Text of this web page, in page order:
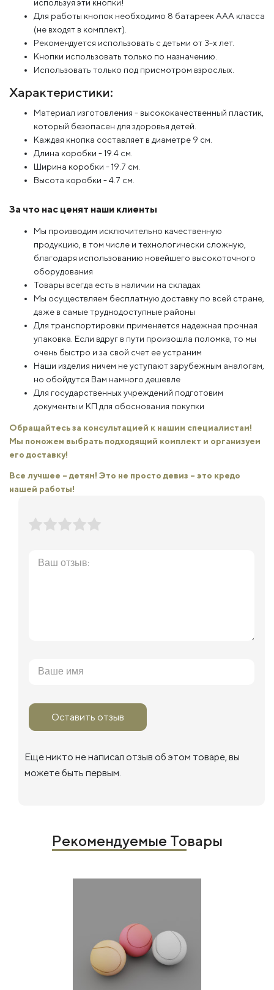
используя эти кнопки!
Для работы кнопок необходимо 8 батареек ААА класса
(не входят в комплект).
Рекомендуется использовать с детьми от 3-х лет.
Кнопки использовать только по назначению.
Использовать только под присмотром взрослых.
Характеристики:
Материал изготовления - высококачественный пластик,
который безопасен для здоровья детей.
Каждая кнопка составляет в диаметре 9 см.
Длина коробки - 19.4 см.
Ширина коробки - 19.7 см.
Высота коробки - 4.7 см.
За что нас ценят наши клиенты
Мы производим исключительно качественную
продукцию, в том числе и технологически сложную,
благодаря использованию новейшего высокоточного
оборудования
Товары всегда есть в наличии на складах
Мы осуществляем бесплатную доставку по всей стране,
даже в самые труднодоступные районы
Для транспортировки применяется надежная прочная
упаковка. Если вдруг в пути произошла поломка, то мы
очень быстро и за свой счет ее устраним
Наши изделия ничем не уступают зарубежным аналогам,
но обойдутся Вам намного дешевле
Для государственных учреждений подготовим
документы и КП для обоснования покупки
Обращайтесь за консультацией к нашим специалистам!
Мы поможем выбрать подходящий комплект и организуем
его доставку!
Все лучшее – детям! Это не просто девиз – это кредо
нашей работы!
Оставить отзыв
Еще никто не написал отзыв об этом товаре, вы
можете быть первым.
Рекомендуемые Товары